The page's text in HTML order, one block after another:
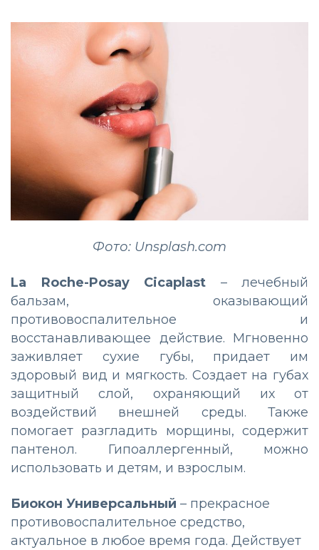
Фото: Unsplash.com
La Roche-Posay Cicaplast – лечебный
бальзам, оказывающий
противовоспалительное и
восстанавливающее действие. Мгновенно
заживляет сухие губы, придает им
здоровый вид и мягкость. Создает на губах
защитный слой, охраняющий их от
воздействий внешней среды. Также
помогает разгладить морщины, содержит
пантенол. Гипоаллергенный, можно
использовать и детям, и взрослым.
Биокон Универсальный – прекрасное
противовоспалительное средство,
актуальное в любое время года. Действует